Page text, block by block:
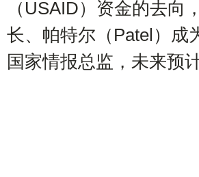
（USAID）资金的去
长、帕特尔（Patel）成
国家情报总监，未来预